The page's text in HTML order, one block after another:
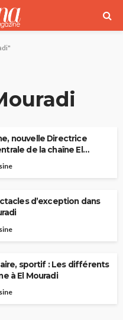
nouvelle Directrice
de la chaîne El
d’exception dans
sportif : Les différents
à El Mouradi